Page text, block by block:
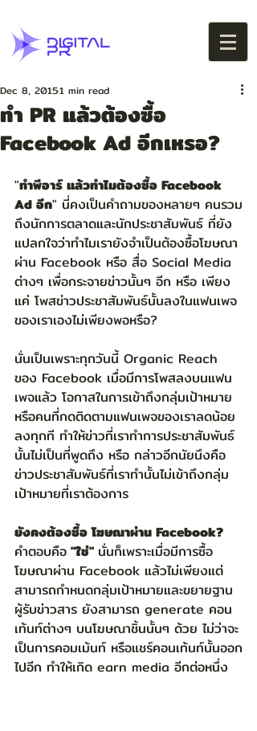
ทำ PR แล้วต้องซื้อ
Facebook Ad อีกเหรอ?
Dec 8, 20151 min read
"ทำพีอาร์ แล้วทำไมต้องซื้อ Facebook
Ad อีก" นี่คงเป็นคำถามของหลายๆ คนรวม
ถึงนักการตลาดและนักประชาสัมพันธ์ ที่ยัง
แปลกใจว่าทำไมเรายังจำเป็นต้องซื้อโฆษณา
ผ่าน Facebook หรือ สื่อ Social Media
ต่างๆ เพื่อกระจายข่าวนั้นๆ อีก หรือ เพียง
แค่ โพสข่าวประชาสัมพันธ์นั้นลงในแฟนเพจ
ของเราเองไม่เพียงพอหรือ?
นั่นเป็นเพราะทุกวันนี้ Organic Reach
ของ Facebook เมื่อมีการโพสลงบนแฟน
เพจแล้ว โอกาสในการเข้าถึงกลุ่มเป้าหมาย
หรือคนที่กดติดตามแฟนเพจของเราลดน้อย
ลงทุกที ทำให้ข่าวที่เราทำการประชาสัมพันธ์
นั้นไม่เป็นที่พูดถึง หรือ กล่าวอีกนัยนึงคือ
ข่าวประชาสัมพันธ์ที่เราทำนั้นไม่เข้าถึงกลุ่ม
เป้าหมายที่เราต้องการ
ยังคงต้องซื้อ โฆษณาผ่าน Facebook?
คำตอบคือ "ใช่" นั่นก็เพราะเมื่อมีการซื้อ
โฆษณาผ่าน Facebook แล้วไม่เพียงแต่
สามารถกำหนดกลุ่มเป้าหมายและขยายฐาน
ผู้รับข่าวสาร ยังสามารถ generate คอน
เท้นท์ต่างๆ บนโฆษณาชิ้นนั้นๆ ด้วย ไม่ว่าจะ
เป็นการคอมเม้นท์ หรือแชร์คอนเท้นท์นั้นออก
ไปอีก ทำให้เกิด earn media อีกต่อหนึ่ง